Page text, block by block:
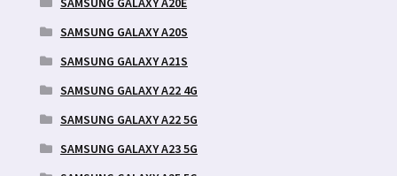
SAMSUNG GALAXY A20S
SAMSUNG GALAXY A21S
SAMSUNG GALAXY A22 4G
SAMSUNG GALAXY A22 5G
SAMSUNG GALAXY A23 5G